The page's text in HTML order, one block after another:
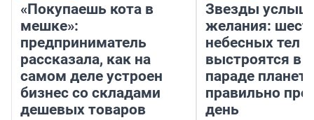
«Покупаешь кота в
мешке»:
предприниматель
рассказала, как на
самом деле устроен
бизнес со складами
дешевых товаров
Звезды
желания:
небесных тел
выстроятся в
параде планет
правильно
день